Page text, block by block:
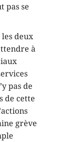
pas se
deux
à
pas de
de cette
grève